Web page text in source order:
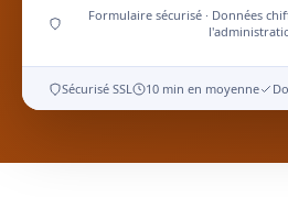
Formulaire sécurisé · Données
Sécurisé SSL 10 min en moyenne